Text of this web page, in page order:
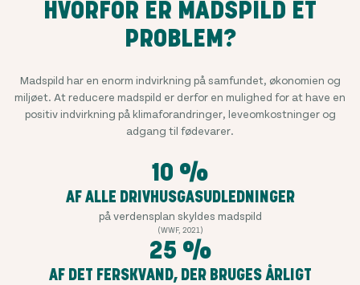
HVORFOR ER MADSPILD ET
PROBLEM?
Madspild har en enorm indvirkning på samfundet, økonomien og
miljøet. At reducere madspild er derfor en mulighed for at have en
positiv indvirkning på klimaforandringer, leveomkostninger og
adgang til fødevarer.
10 %
AF ALLE DRIVHUSGASUDLEDNINGER
på verdensplan skyldes madspild
(WWF, 2021)
25 %
AF DET FERSKVAND, DER BRUGES ÅRLIGT